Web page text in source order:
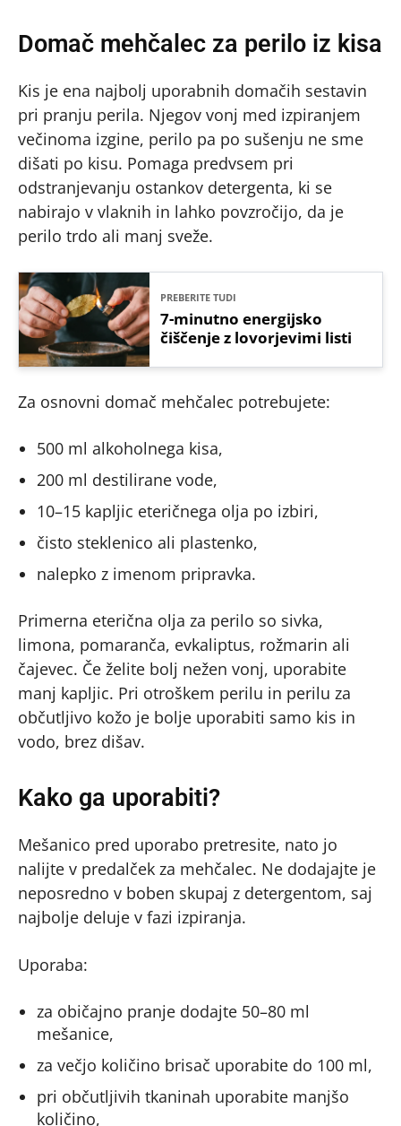
Domač mehčalec za perilo iz kisa
Kis je ena najbolj uporabnih domačih sestavin
pri pranju perila. Njegov vonj med izpiranjem
večinoma izgine, perilo pa po sušenju ne sme
dišati po kisu. Pomaga predvsem pri
odstranjevanju ostankov detergenta, ki se
nabirajo v vlaknih in lahko povzročijo, da je
perilo trdo ali manj sveže.
PREBERITE TUDI
7-minutno energijsko
čiščenje z lovorjevimi listi
Za osnovni domač mehčalec potrebujete:
500 ml alkoholnega kisa,
200 ml destilirane vode,
10–15 kapljic eteričnega olja po izbiri,
čisto steklenico ali plastenko,
nalepko z imenom pripravka.
Primerna eterična olja za perilo so sivka,
limona, pomaranča, evkaliptus, rožmarin ali
čajevec. Če želite bolj nežen vonj, uporabite
manj kapljic. Pri otroškem perilu in perilu za
občutljivo kožo je bolje uporabiti samo kis in
vodo, brez dišav.
Kako ga uporabiti?
Mešanico pred uporabo pretresite, nato jo
nalijte v predalček za mehčalec. Ne dodajajte je
neposredno v boben skupaj z detergentom, saj
najbolje deluje v fazi izpiranja.
Uporaba:
za običajno pranje dodajte 50–80 ml
mešanice,
za večjo količino brisač uporabite do 100 ml,
pri občutljivih tkaninah uporabite manjšo
količino,